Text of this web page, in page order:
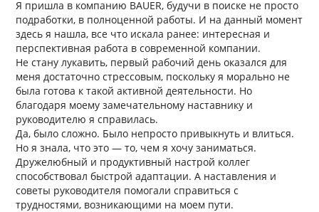
Я пришла в компанию BAUER, будучи в поиске не просто
подработки, в полноценной работы. И на данный момент
здесь я нашла, все что искала ранее: интересная и
перспективная работа в современной компании.
Не стану лукавить, первый рабочий день оказался для
меня достаточно стрессовым, поскольку я морально не
была готова к такой активной деятельности. Но
благодаря моему замечательному наставнику и
руководителю я справилась.
Да, было сложно. Было непросто привыкнуть и влиться.
Но я знала, что это — то, чем я хочу заниматься.
Дружелюбный и продуктивный настрой коллег
способствовал быстрой адаптации. А наставления и
советы руководителя помогали справиться с
трудностями, возникающими на моем пути.